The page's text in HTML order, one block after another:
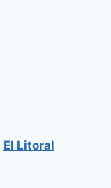
El Litoral